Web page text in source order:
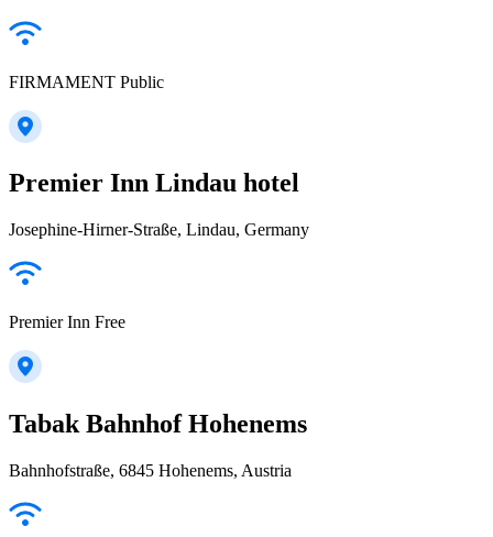
FIRMAMENT Public
Premier Inn Lindau hotel
Josephine-Hirner-Straße, Lindau, Germany
Premier Inn Free
Tabak Bahnhof Hohenems
Bahnhofstraße, 6845 Hohenems, Austria